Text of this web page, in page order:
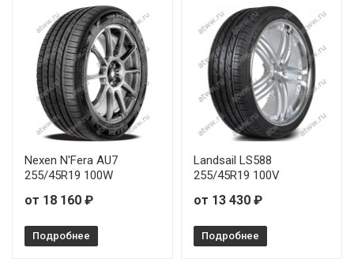
Nexen N'Fera AU7
255/45R19 100W
от 18 160 ₽
Подробнее
Landsail LS588
255/45R19 100V
от 13 430 ₽
Подробнее